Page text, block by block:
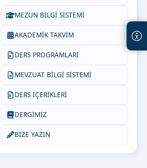
MEZUN BİLGİ SİSTEMİ
AKADEMİK TAKVİM
DERS PROGRAMLARI
MEVZUAT BİLGİ SİSTEMİ
DERS İÇERİKLERİ
DERGİMİZ
BİZE YAZIN